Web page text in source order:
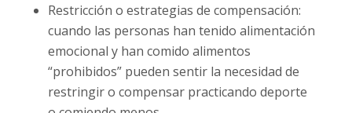
Restricción o estrategias de compensación:
cuando las personas han tenido alimentación
emocional y han comido alimentos
“prohibidos” pueden sentir la necesidad de
restringir o compensar practicando deporte